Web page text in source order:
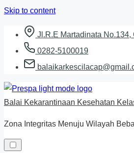
Skip to content
Jl.R.E Martadinata No.134,
0282-5100019
Balai Kekarantinaan Kesehatan
Zona Integritas Menuju Wilayah